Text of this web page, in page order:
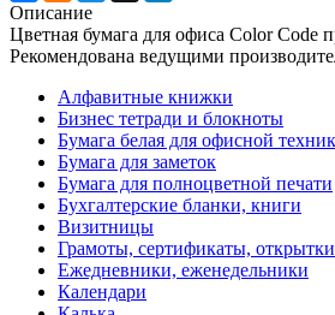
Описание
Цветная бумага для офиса Color Code
Рекомендована ведущими
Алфавитные книжки
Бизнес тетради и блокноты
Бумага белая для офисной
Бумага для заметок
Бумага для полноцветной печати
Бухгалтерские бланки, книги
Визитницы
Грамоты, сертификаты, открытки
Ежедневники, еженедельники
Календари